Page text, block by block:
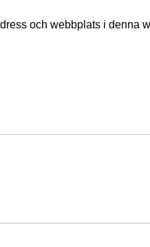
och webbplats i denna